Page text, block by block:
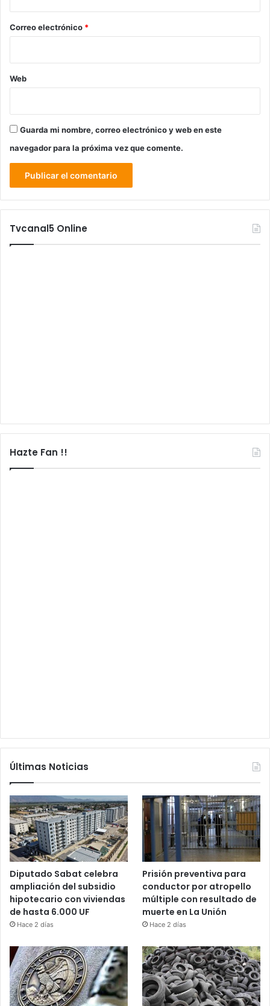
*
Correo electrónico *
Web
Guarda mi nombre, correo electrónico y web en este
navegador para la próxima vez que comente.
Tvcanal5 Online
Hazte Fan !!
Últimas Noticias
Diputado Sabat celebra
ampliación del subsidio
hipotecario con viviendas
de hasta 6.000 UF
Hace 2 días
Prisión preventiva para
conductor por atropello
múltiple con resultado de
muerte en La Unión
Hace 2 días